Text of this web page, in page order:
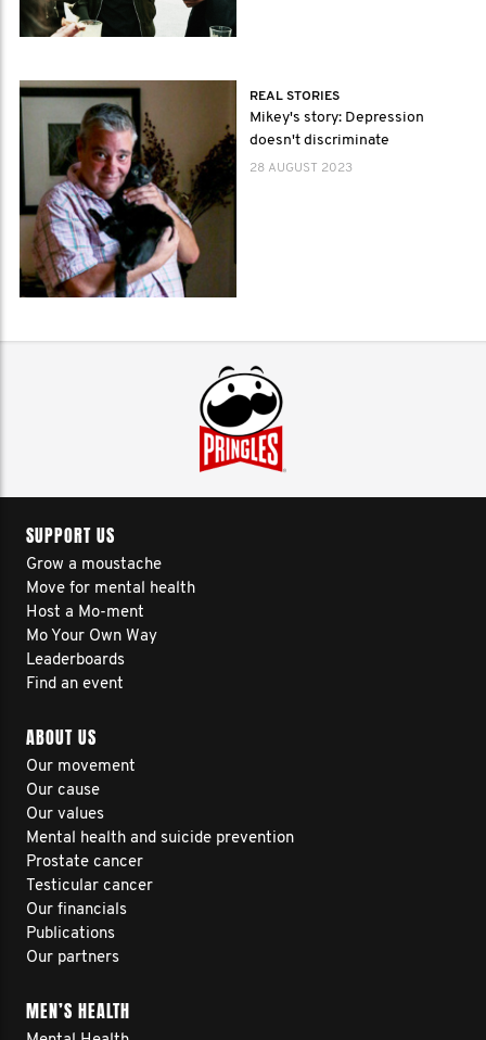
REAL STORIES
Mikey's story: Depression
doesn't discriminate
28 AUGUST 2023
SUPPORT US
Grow a moustache
Move for mental health
Host a Mo-ment
Mo Your Own Way
Leaderboards
Find an event
ABOUT US
Our movement
Our cause
Our values
Mental health and suicide prevention
Prostate cancer
Testicular cancer
Our financials
Publications
Our partners
MEN’S HEALTH